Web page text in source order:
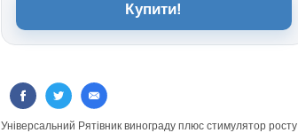
Купити!
Універсальний Рятівник винограду плюс стимулятор росту